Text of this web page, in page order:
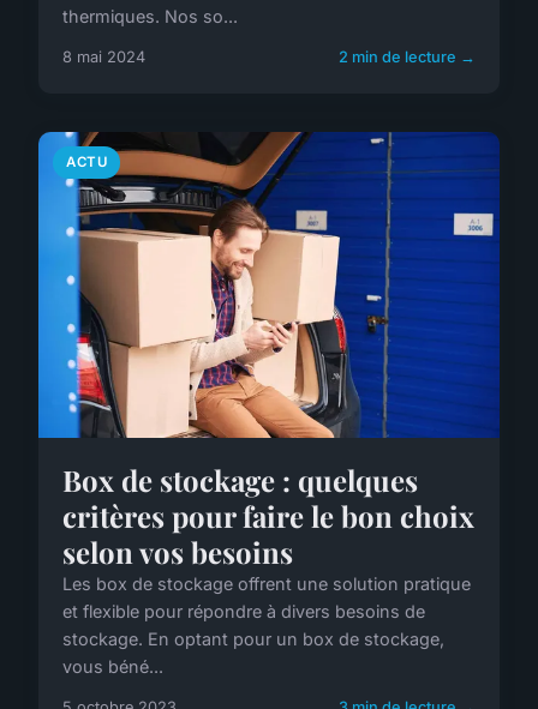
thermiques. Nos so...
8 mai 2024 2 min de lecture →
ACTU
Box de stockage : quelques
critères pour faire le bon choix
selon vos besoins
Les box de stockage offrent une solution pratique
et flexible pour répondre à divers besoins de
stockage. En optant pour un box de stockage,
vous béné...